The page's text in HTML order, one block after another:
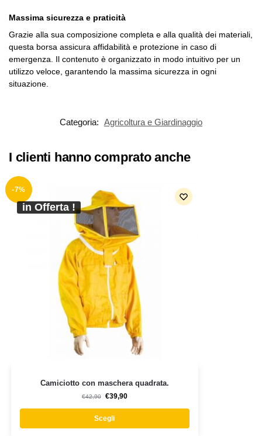
Massima sicurezza e praticità
Grazie alla sua composizione completa e alla qualità dei materiali,
questa borsa assicura affidabilità e protezione in caso di
emergenza. Il contenuto è organizzato in modo intuitivo per un
utilizzo veloce, garantendo la massima sicurezza in ogni
situazione.
Categoria: Agricoltura e Giardinaggio
I clienti hanno comprato anche
-7%
in Offerta !
Camiciotto con maschera quadrata.
€42,90 €39,90
Scegli